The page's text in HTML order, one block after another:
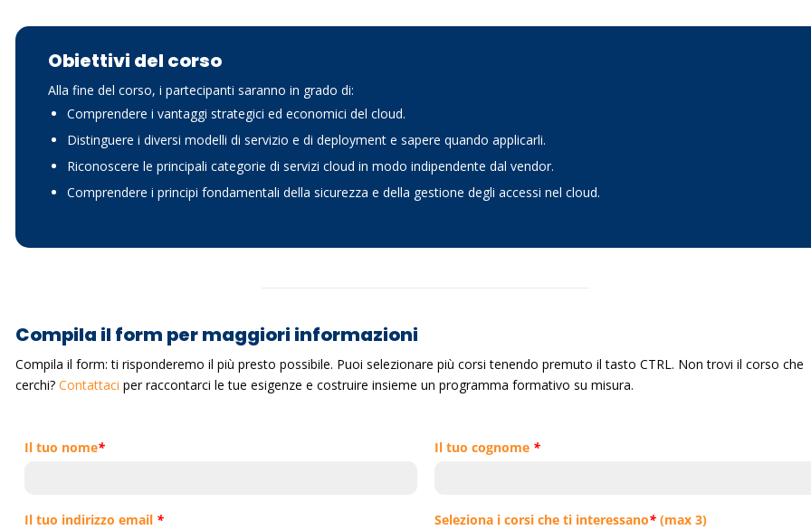
Obiettivi del corso
Alla fine del corso, i partecipanti saranno in grado di:
Comprendere i vantaggi strategici ed economici del cloud.
Distinguere i diversi modelli di servizio e di deployment e sapere quando applicarli.
Riconoscere le principali categorie di servizi cloud in modo indipendente dal vendor.
Comprendere i principi fondamentali della sicurezza e della gestione degli accessi nel cloud.
Compila il form per maggiori informazioni
Compila il form: ti risponderemo il più presto possibile. Puoi selezionare più corsi tenendo premuto il tasto CTRL. Non trovi il corso che
cerchi? Contattaci per raccontarci le tue esigenze e costruire insieme un programma formativo su misura.
Il tuo nome* Il tuo cognome *
Il tuo indirizzo email * Seleziona i corsi che ti interessano*(max 3)